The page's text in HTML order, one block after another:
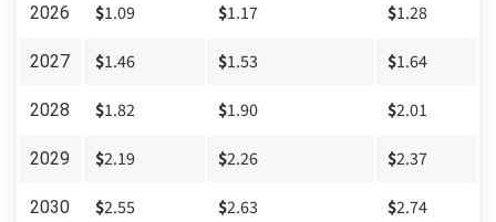
2026 $1.09 $1.17 $1.28
2027 $1.46 $1.53 $1.64
2028 $1.82 $1.90 $2.01
2029 $2.19 $2.26 $2.37
2030 $2.55 $2.63 $2.74